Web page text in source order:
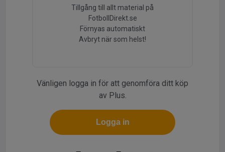
Tillgång till allt material på
FotbollDirekt.se
Förnyas automatiskt
Avbryt när som helst!
Vänligen logga in för att genomföra ditt köp
av Plus.
Logga in